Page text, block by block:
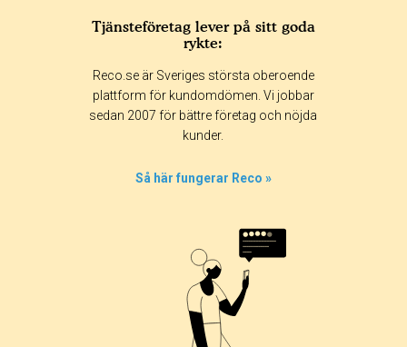
Tjänsteföretag lever på sitt goda
rykte:
Reco.se är Sveriges största oberoende
plattform för kundomdömen. Vi jobbar
sedan 2007 för bättre företag och nöjda
kunder.
Så här fungerar Reco »